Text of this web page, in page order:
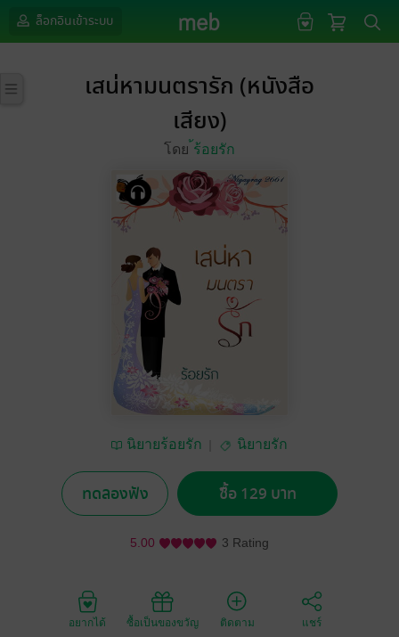
ล็อกอินเข้าระบบ
เสน่หามนตรารัก (หนังสือ
เสียง)
โดย ้ร้อยรัก
นิยายร้อยรัก นิยายรัก
ทดลองฟัง ซื้อ 129 บาท
5.00 3 Rating
อยากได้ ซื้อเป็นของขวัญ ติดตาม แชร์